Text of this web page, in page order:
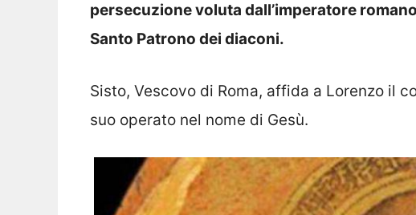
persecuzione voluta dall’imperatore
Santo Patrono dei diaconi.
Sisto, Vescovo di Roma, affida a Lorenzo il
suo operato nel nome di Gesù.